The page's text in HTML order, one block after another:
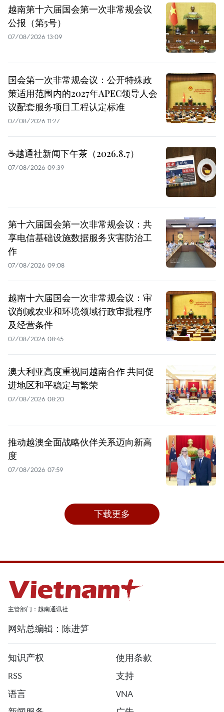
越南第十六届国会第一次非常规会议
公报（第5号）
07/08/2026 13:09
国会第一次非常规会议：公开特殊政
策适用范围内的2027年APEC领导人会
议配套服务项目工程认定标准
07/08/2026 11:27
☕️越通社新闻下午茶（2026.8.7）
07/08/2026 09:39
第十六届国会第一次非常规会议：共
享电信基础设施数据服务灾害防治工
作
07/08/2026 09:08
越南十六届国会一次非常规会议：审
议削减农业和环境领域行政审批程序
及经营条件
07/08/2026 08:45
澳大利亚高度重视同越南合作 共同促
进地区和平稳定与繁荣
07/08/2026 08:20
推动越澳全面战略伙伴关系迈向新高
度
07/08/2026 07:59
下载更多
主管部门：越南通讯社
网站总编辑：陈进笋
知识产权
使用条款
RSS
支持
语言
VNA